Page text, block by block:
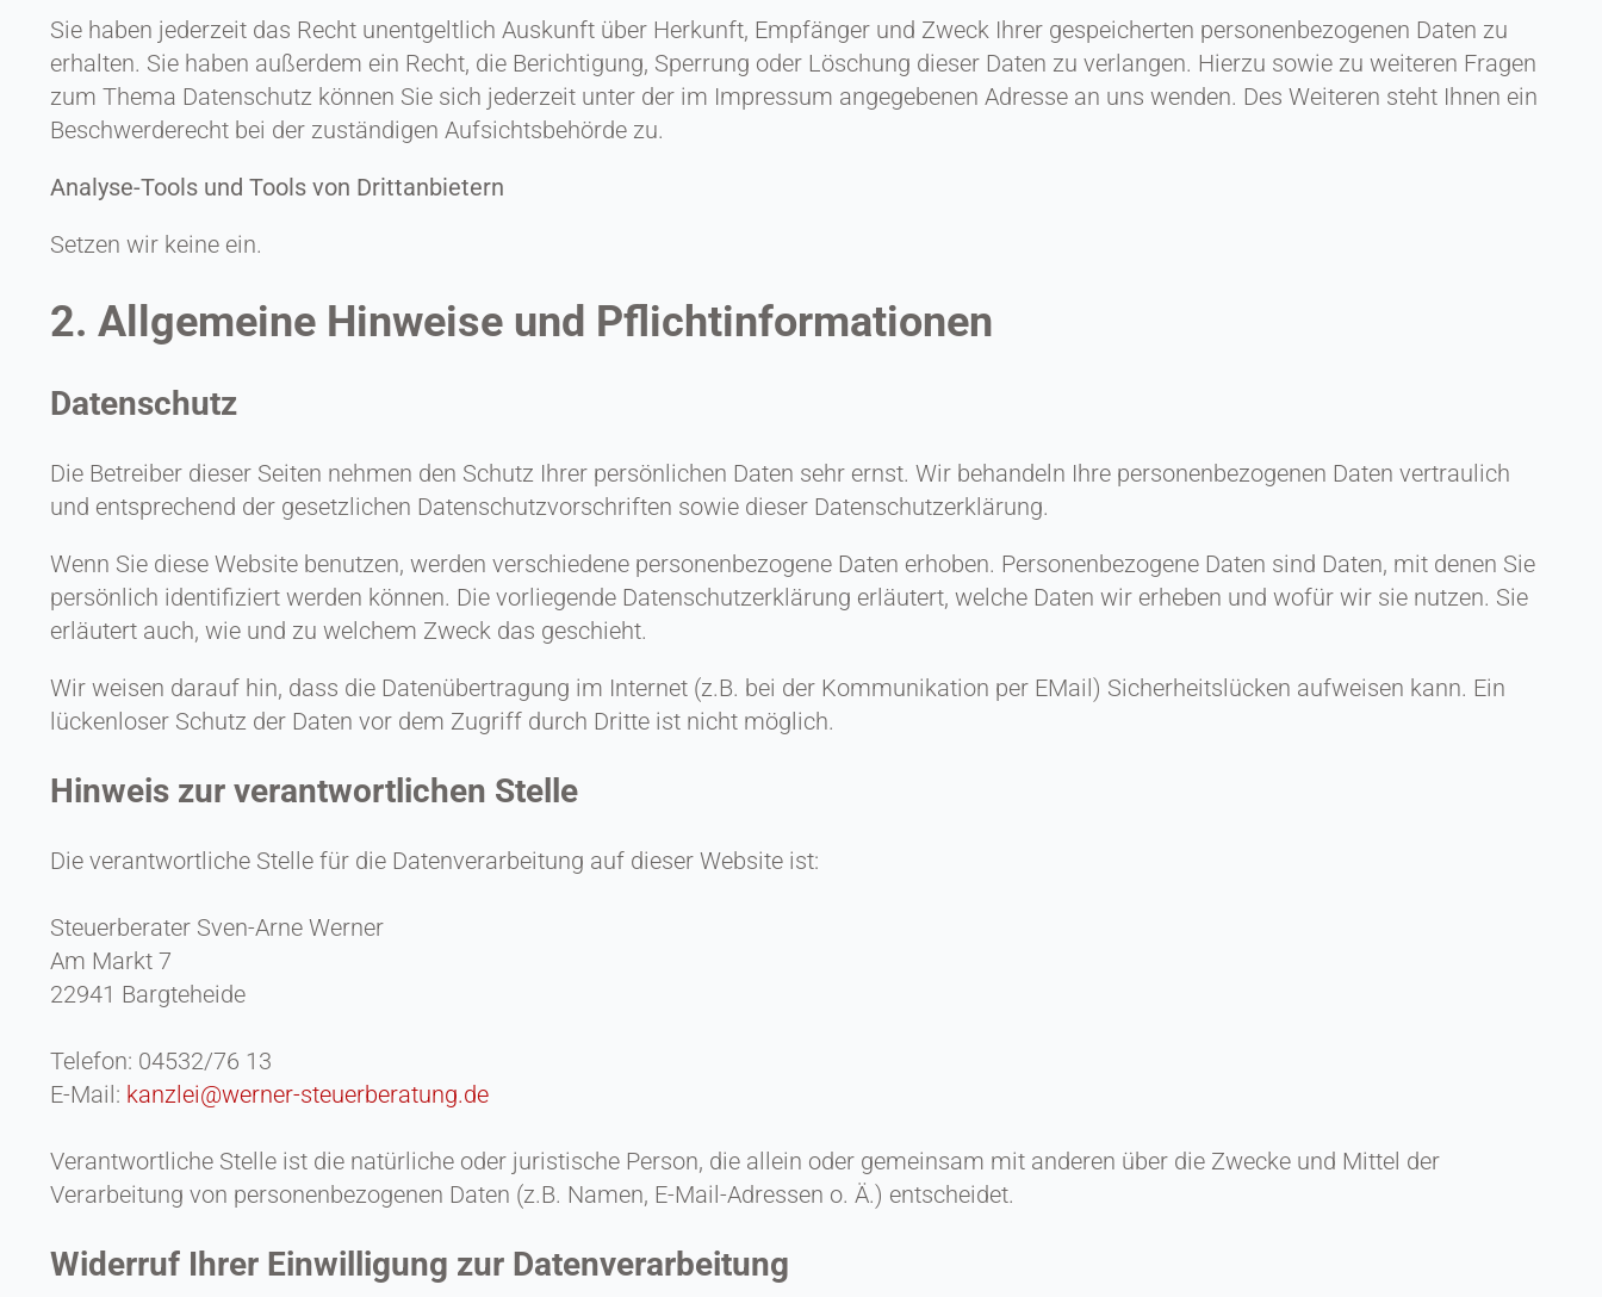
Sie haben jederzeit das Recht unentgeltlich Auskunft über Herkunft, Empfänger und Zweck Ihrer gespeicherten personenbezogenen Daten zu
erhalten. Sie haben außerdem ein Recht, die Berichtigung, Sperrung oder Löschung dieser Daten zu verlangen. Hierzu sowie zu weiteren Fragen
zum Thema Datenschutz können Sie sich jederzeit unter der im Impressum angegebenen Adresse an uns wenden. Des Weiteren steht Ihnen ein
Beschwerderecht bei der zuständigen Aufsichtsbehörde zu.
Analyse-Tools und Tools von Drittanbietern
Setzen wir keine ein.
2. Allgemeine Hinweise und Pflichtinformationen
Datenschutz
Die Betreiber dieser Seiten nehmen den Schutz Ihrer persönlichen Daten sehr ernst. Wir behandeln Ihre personenbezogenen Daten vertraulich
und entsprechend der gesetzlichen Datenschutzvorschriften sowie dieser Datenschutzerklärung.
Wenn Sie diese Website benutzen, werden verschiedene personenbezogene Daten erhoben. Personenbezogene Daten sind Daten, mit denen Sie
persönlich identifiziert werden können. Die vorliegende Datenschutzerklärung erläutert, welche Daten wir erheben und wofür wir sie nutzen. Sie
erläutert auch, wie und zu welchem Zweck das geschieht.
Wir weisen darauf hin, dass die Datenübertragung im Internet (z.B. bei der Kommunikation per EMail) Sicherheitslücken aufweisen kann. Ein
lückenloser Schutz der Daten vor dem Zugriff durch Dritte ist nicht möglich.
Hinweis zur verantwortlichen Stelle
Die verantwortliche Stelle für die Datenverarbeitung auf dieser Website ist:
Steuerberater Sven-Arne Werner
Am Markt 7
22941 Bargteheide
Telefon: 04532/76 13
E-Mail: kanzlei@werner-steuerberatung.de
Verantwortliche Stelle ist die natürliche oder juristische Person, die allein oder gemeinsam mit anderen über die Zwecke und Mittel der
Verarbeitung von personenbezogenen Daten (z.B. Namen, E-Mail-Adressen o. Ä.) entscheidet.
Widerruf Ihrer Einwilligung zur Datenverarbeitung